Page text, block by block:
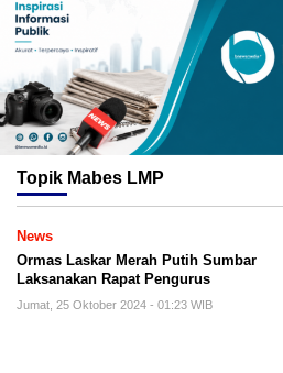
Topik Mabes LMP
News
Ormas Laskar Merah Putih Sumbar
Laksanakan Rapat Pengurus
Jumat, 25 Oktober 2024 - 01:23 WIB